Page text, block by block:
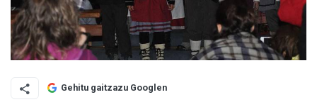
Gehitu gaitzazu Googlen